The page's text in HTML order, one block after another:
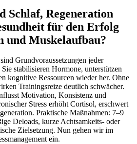
Schlaf, Regeneration
für den Erfolg
und Muskelaufbau?
Grundvoraussetzungen jeder
stabilisieren Hormone, unterstützen
kognitive Ressourcen wieder her. Ohne
Trainingsreize deutlich schwächer.
Motivation, Konsistenz und
Stress erhöht Cortisol, erschwert
Praktische Maßnahmen: 7–9
Deloads, kurze Achtsamkeits‑ oder
Zielsetzung. Nun gehen wir im
ein.